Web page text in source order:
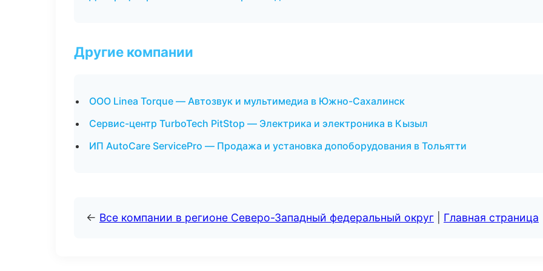
Другие компании
ООО Linea Torque — Автозвук и мультимедиа в Южно-Сахалинск
Сервис-центр TurboTech PitStop — Электрика и электроника в Кызыл
ИП AutoCare ServicePro — Продажа и установка допоборудования в Тольятти
← Все компании в регионе Северо-Западный федеральный округ Главная страница